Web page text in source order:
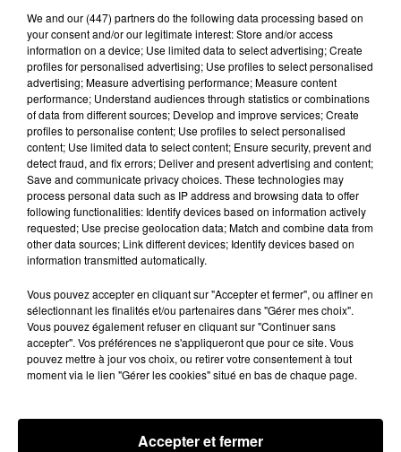
Stars'Terre 2026 : Philippe Palmieri dévoile
les ambitions d'un...
À quelques semaines de la première édition de
Stars'Terre, organisée du 18 au 20 septembre 2026 au
Château de Courtalain, Philippe Palmieri, président...
LES JEUX Voir plus
We and our (447) partnersdo the following data processing based on
your consent and/or our legitimate interest: Store and/or access
information on a device; Use limited data to select advertising; Create
profiles for personalised advertising; Use profiles to select personalised
advertising; Measure advertising performance; Measure content
performance; Understand audiences through statistics or combinations
of data from different sources; Develop and improve services; Create
profiles to personalise content; Use profiles to select personalised
content; Use limited data to select content; Ensure security, prevent and
detect fraud, and fix errors; Deliver and present advertising and content;
Save and communicate privacy choices. These technologies may
process personal data such as IP address and browsing data to offer
following functionalities: Identify devices based on information actively
requested; Use precise geolocation data; Match and combine data from
other data sources; Link different devices; Identify devices based on
information transmitted automatically.
Vous pouvez accepter en cliquant sur "Accepter et fermer", ou affiner en
sélectionnant les finalités et/ou partenaires dans "Gérer mes choix".
Vous pouvez également refuser en cliquant sur "Continuer sans
accepter". Vos préférences ne s'appliqueront que pour ce site. Vous
pouvez mettre à jour vos choix, ou retirer votre consentement à tout
moment via le lien "Gérer les cookies" situé en bas de chaque page.
Accepter et fermer